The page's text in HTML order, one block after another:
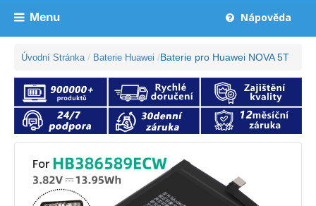
Menu Nápověda
Úvodní Stránka Baterie Huawei Baterie pro Huawei NOVA 5T